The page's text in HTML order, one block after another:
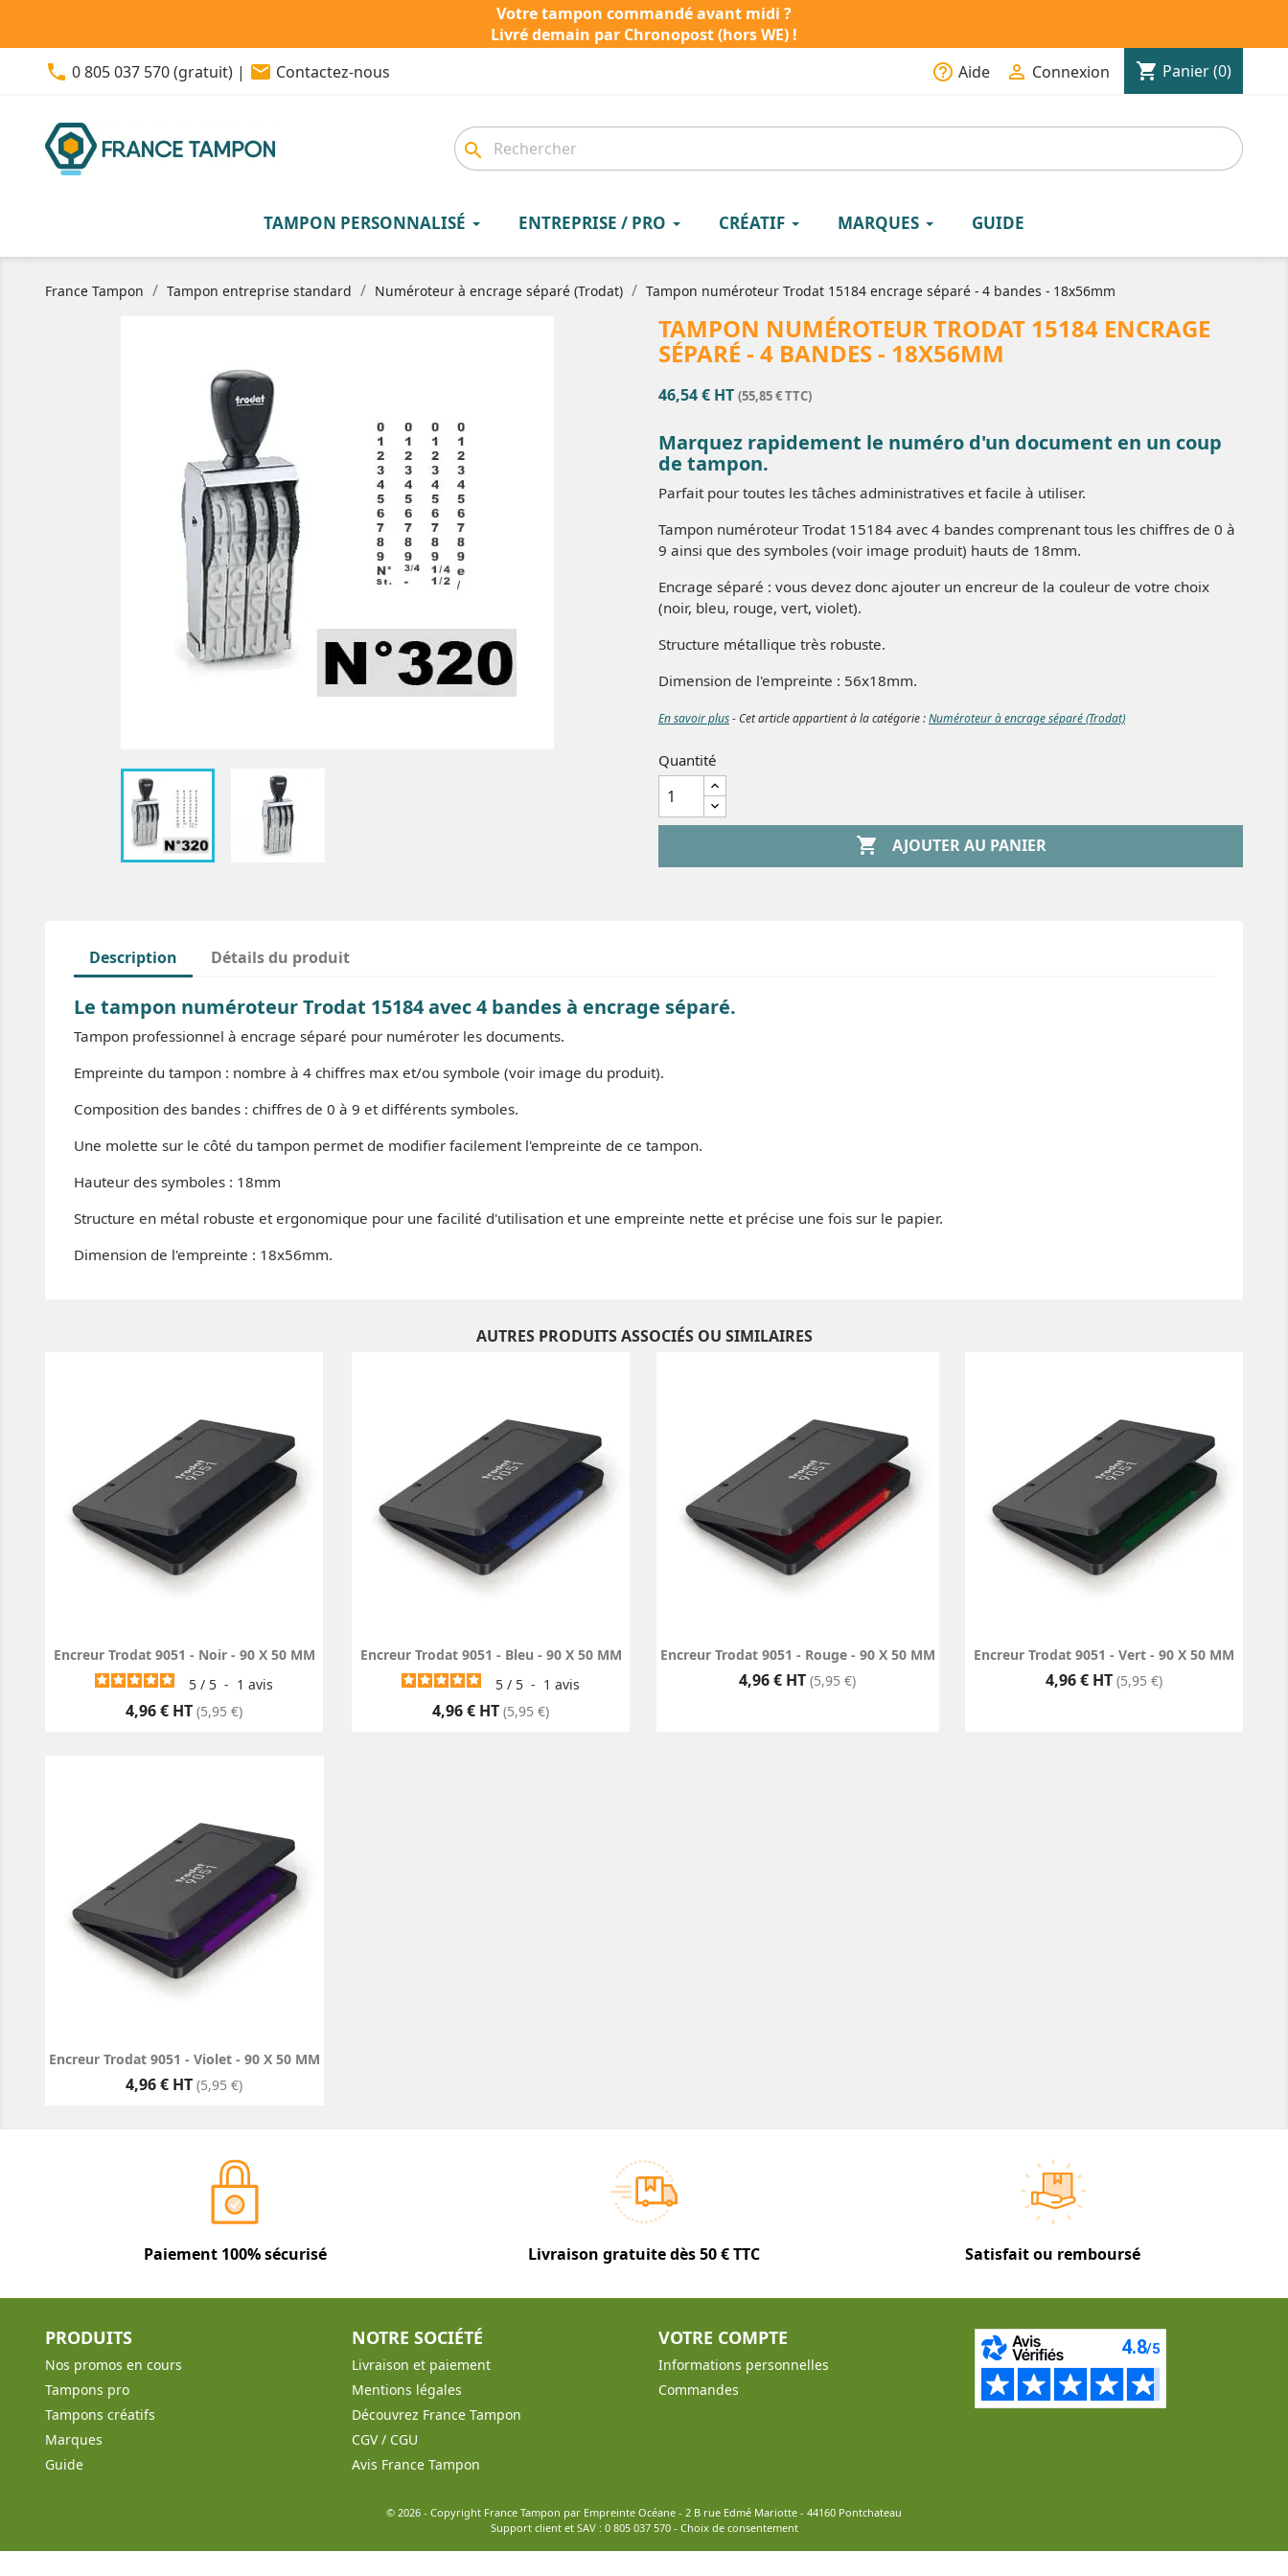
Votre tampon commandé avant midi ?
Livré demain par Chronopost (hors WE) !
phone 0 805 037 570 (gratuit) | email Contactez-nous help_outline Aide  Connexion shopping_cart Panier(0)
search
TAMPON PERSONNALISÉ ENTREPRISE / PRO CRÉATIF MARQUES GUIDE
France Tampon Tampon entreprise standard Numéroteur à encrage séparé (Trodat) Tampon numéroteur Trodat 15184 encrage séparé - 4 bandes - 18x56mm
TAMPON NUMÉROTEUR TRODAT 15184 ENCRAGE
SÉPARÉ - 4 BANDES - 18X56MM
46,54 € HT (55,85 € TTC)
Marquez rapidement le numéro d'un document en un coup
de tampon.
Parfait pour toutes les tâches administratives et facile à utiliser.
Tampon numéroteur Trodat 15184 avec 4 bandes comprenant tous les chiffres de 0 à
9 ainsi que des symboles (voir image produit) hauts de 18mm.
Encrage séparé : vous devez donc ajouter un encreur de la couleur de votre choix
(noir, bleu, rouge, vert, violet).
Structure métallique très robuste.
Dimension de l'empreinte : 56x18mm.
En savoir plus- Cet article appartient à la catégorie :Numéroteur à encrage séparé (Trodat)
Quantité
 AJOUTER AU PANIER
Description Détails du produit
Le tampon numéroteur Trodat 15184 avec 4 bandes à encrage séparé.
Tampon professionnel à encrage séparé pour numéroter les documents.
Empreinte du tampon : nombre à 4 chiffres max et/ou symbole (voir image du produit).
Composition des bandes : chiffres de 0 à 9 et différents symboles.
Une molette sur le côté du tampon permet de modifier facilement l'empreinte de ce tampon.
Hauteur des symboles : 18mm
Structure en métal robuste et ergonomique pour une facilité d'utilisation et une empreinte nette et précise une fois sur le papier.
Dimension de l'empreinte : 18x56mm.
AUTRES PRODUITS ASSOCIÉS OU SIMILAIRES
Encreur Trodat 9051 - Noir - 90 X 50 MM
5 / 5 - 1 avis
Prix
4,96 € HT (5,95 €)
Encreur Trodat 9051 - Bleu - 90 X 50 MM
5 / 5 - 1 avis
Prix
4,96 € HT (5,95 €)
Encreur Trodat 9051 - Rouge - 90 X 50 MM
Prix
4,96 € HT (5,95 €)
Encreur Trodat 9051 - Vert - 90 X 50 MM
Prix
4,96 € HT (5,95 €)
Encreur Trodat 9051 - Violet - 90 X 50 MM
Prix
4,96 € HT (5,95 €)
Paiement 100% sécurisé Livraison gratuite dès 50 € TTC Satisfait ou remboursé
PRODUITS
Nos promos en cours
Tampons pro
Tampons créatifs
Marques
Guide
NOTRE SOCIÉTÉ
Livraison et paiement
Mentions légales
Découvrez France Tampon
CGV / CGU
Avis France Tampon
VOTRE COMPTE
Informations personnelles
Commandes
© 2026 - Copyright France Tampon par Empreinte Océane - 2 B rue Edmé Mariotte - 44160 Pontchateau
Support client et SAV : 0 805 037 570- Choix de consentement